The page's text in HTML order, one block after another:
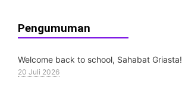
Pengumuman
Welcome back to school, Sahabat Griasta!
20 Juli 2026